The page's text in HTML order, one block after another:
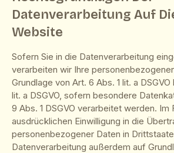
Datenverarbeitung Auf
Website
Sofern Sie in die Datenverarbeitung
verarbeiten wir Ihre
Grundlage von Art. 6 Abs. 1 lit. a
lit. a DSGVO, sofern besondere
9 Abs. 1 DSGVO verarbeitet werden. Im
ausdrücklichen Einwilligung in die
personenbezogener Daten in
Datenverarbeitung außerdem auf